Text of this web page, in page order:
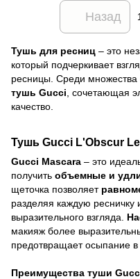
Назад 1
Тушь для ресниц – это
который подчеркивает
ресницы. Среди множества
тушь Gucci , сочетающая
качество.
Тушь Gucci L'Obscur
Gucci Mascara – это
получить объемные и
щеточка позволяет
разделяя каждую ресничку
выразительного взгляда.
макияж более
предотвращает осыпание в
Преимущества туши